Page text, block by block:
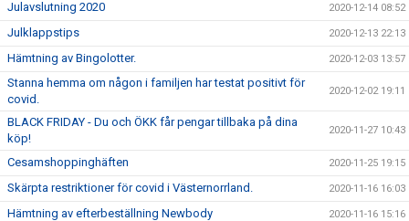
Julavslutning 2020 2020-12-14 08:52
Julklappstips 2020-12-13 22:13
Hämtning av Bingolotter. 2020-12-03 13:57
Stanna hemma om någon i familjen har testat positivt för
covid.
2020-12-02 19:11
BLACK FRIDAY - Du och ÖKK får pengar tillbaka på dina
köp!
2020-11-27 10:43
Cesamshoppinghäften 2020-11-25 19:15
Skärpta restriktioner för covid i Västernorrland. 2020-11-16 16:03
Hämtning av efterbeställning Newbody 2020-11-16 15:16